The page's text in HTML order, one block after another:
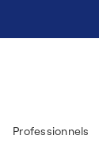
Professionnels